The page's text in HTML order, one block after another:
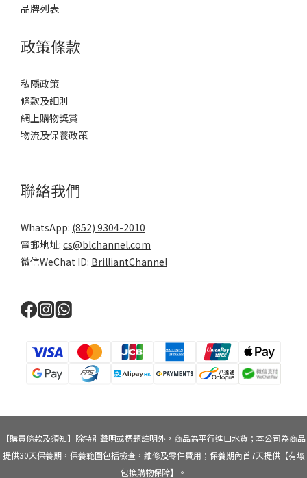
品牌列表
政策條款
私隱政策
條款及細則
網上購物獎賞
物流及保養政策
聯絡我們
WhatsApp: (852) 9304-2010
電郵地址: cs@blchannel.com
微信WeChat ID: BrilliantChannel
【購買條款及須知】除特別聲明或標題註明外，商品為平行進口水貨；本公司為商品
提供30天保養期，保養範圍包括檢查，維修及零件費用；保養期內首7天提供【有壞
包換購物保障】。